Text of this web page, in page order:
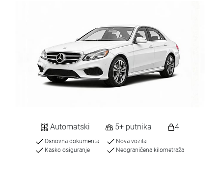
Automatski 5+ putnika 4
Osnovna dokumenta
Kasko osiguranje
Nova vozila
Neograničena kilometraža